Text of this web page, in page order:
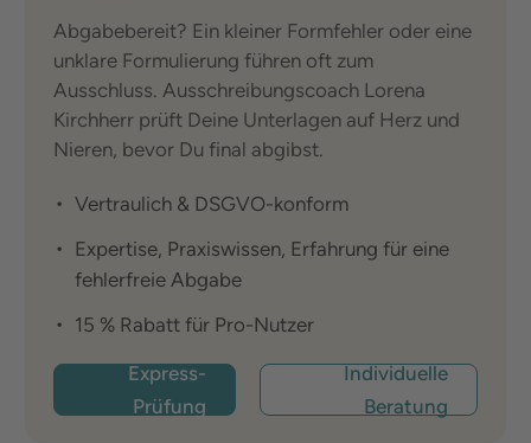
Abgabebereit? Ein kleiner Formfehler oder eine
unklare Formulierung führen oft zum
Ausschluss. Ausschreibungscoach Lorena
Kirchherr prüft Deine Unterlagen auf Herz und
Nieren, bevor Du final abgibst.
Vertraulich & DSGVO-konform
Expertise, Praxiswissen, Erfahrung für eine
fehlerfreie Abgabe
15 % Rabatt für Pro-Nutzer
Express-
Prüfung
Individuelle
Beratung